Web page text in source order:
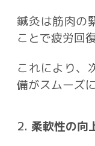
鍼灸は筋肉の
ことで疲労回
これにより、
備がスムーズに
2.柔軟性の向